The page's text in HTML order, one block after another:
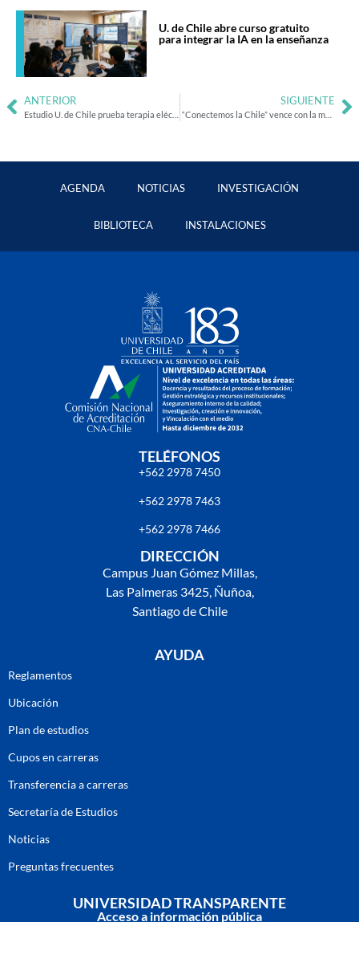
U. de Chile abre curso gratuito
para integrar la IA en la enseñanza
ANTERIOR SIGUIENTE
“Conectemos la Chile” vence con la mayor participación en 15 años
AGENDA NOTICIAS INVESTIGACIÓN
BIBLIOTECA INSTALACIONES
TELÉFONOS
+562 2978 7450
+562 2978 7463
+562 2978 7466
DIRECCIÓN
Campus Juan Gómez Millas,
Las Palmeras 3425, Ñuñoa,
Santiago de Chile
AYUDA
Reglamentos
Ubicación
Plan de estudios
Cupos en carreras
Transferencia a carreras
Secretaría de Estudios
Noticias
Preguntas frecuentes
UNIVERSIDAD TRANSPARENTE
Acceso a información pública